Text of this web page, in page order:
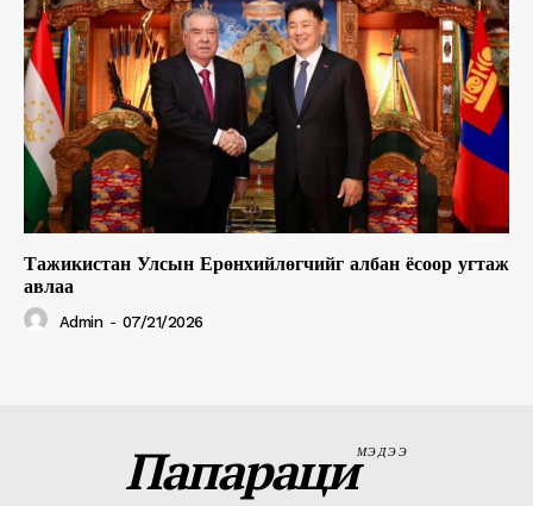
Тажикистан Улсын Ерөнхийлөгчийг албан ёсоор угтаж
авлаа
Admin - 07/21/2026
ПапарациМЭДЭЭ